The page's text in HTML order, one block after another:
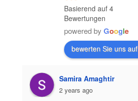
Basierend auf 4
Bewertungen
powered by Google
bewerten Sie uns auf
Samira Amaghtir
2 years ago